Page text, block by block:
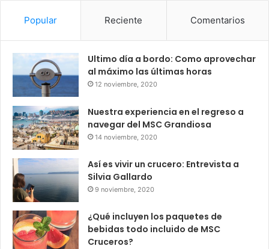
Popular Reciente Comentarios
Ultimo día a bordo: Como aprovechar
al máximo las últimas horas
12 noviembre, 2020
Nuestra experiencia en el regreso a
navegar del MSC Grandiosa
14 noviembre, 2020
Así es vivir un crucero: Entrevista a
Silvia Gallardo
9 noviembre, 2020
¿Qué incluyen los paquetes de
bebidas todo incluido de MSC
Cruceros?